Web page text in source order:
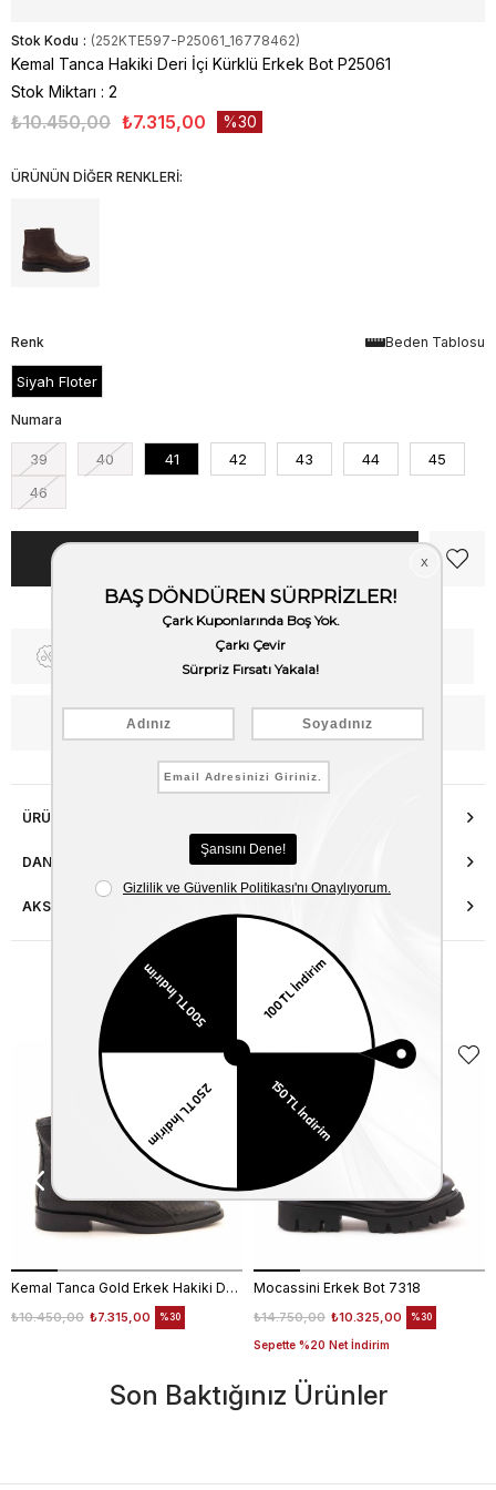
Stok Kodu (252KTE597-P25061_16778462)
Kemal Tanca Hakiki Deri İçi Kürklü Erkek Bot P25061
Stok Miktarı : 2
₺10.450,00 ₺7.315,00 30
ÜRÜNÜN DİĞER RENKLERİ:
Beden Tablosu
Renk
Siyah Floter
Numara
39 40 41 42 43 44
45
46
WhatsApp’tan Bilgi Al
ÜRÜN ÖZELLIKLERI
DANIŞMA HATTI
AKSESUAR ONARIMI
Benzer Ürünler
Kemal Tanca Gold Erkek Hakiki Deri Tpu Taban Siyah Bot
₺7.315,00
₺10.450,00 %30
Mocassini Erkek Bot 7318
₺10.325,00
₺14.750,00
Sepette %20 Net İndirim
%30
EKLE5
EKSTRA
İNDİRİM
Son Baktığınız Ürünler